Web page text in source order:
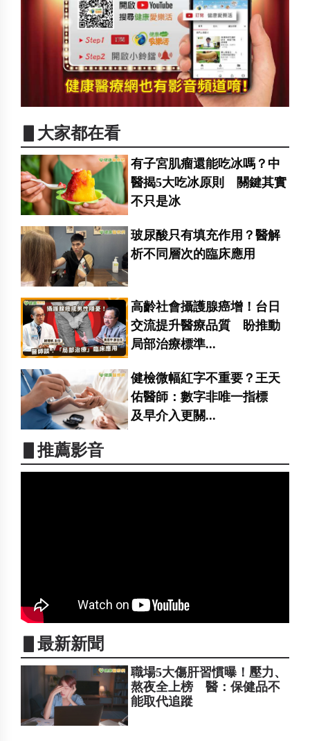
▋大家都在看
有子宮肌瘤還能吃冰嗎？中
醫揭5大吃冰原則 關鍵其實
不只是冰
玻尿酸只有填充作用？醫解
析不同層次的臨床應用
高齡社會攝護腺癌增！台日
交流提升醫療品質 盼推動
局部治療標準...
健檢微幅紅字不重要？王天
佑醫師：數字非唯一指標
及早介入更關...
▋推薦影音
▋最新新聞
職場5大傷肝習慣曝！壓力、
熬夜全上榜 醫：保健品不
能取代追蹤